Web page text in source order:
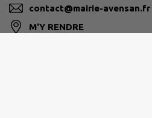
contact@mairie-avensan.fr
M'Y RENDRE